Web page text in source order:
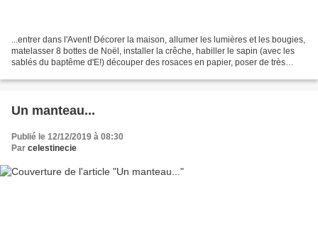
...entrer dans l'Avent! Décorer la maison, allumer les lumières et les bougies,
matelasser 8 bottes de Noël, installer la crêche, habiller le sapin (avec les
sablés du baptême d'E!) découper des rosaces en papier, poser de très
Un manteau...
Publié le 12/12/2019 à 08:30
Par celestinecie